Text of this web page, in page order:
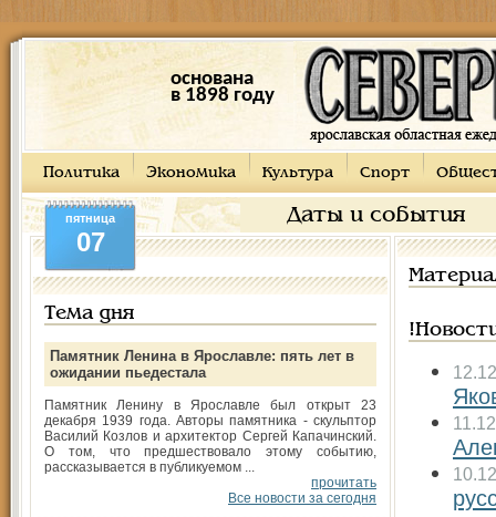
основана
в 1898 году
Политика Экономика Культура Спорт
Даты и события
пятница
07
Тема дня
Памятник Ленина в Ярославле: пять лет в
ожидании пьедестала
Памятник Ленину в Ярославле был открыт 23
декабря 1939 года. Авторы памятника - скульптор
Василий Козлов и архитектор Сергей Капачинский.
О том, что предшествовало этому событию,
рассказывается в публикуемом ...
прочитать
Все новости за сегодня